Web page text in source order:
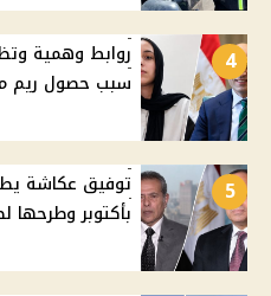
4
روابط وهمية
سبب حصول ريم محمد على 4%
5
بأكتوبر وطرحها